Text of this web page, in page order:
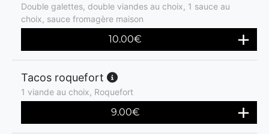
Double galettes, double viandes au choix, 1 sauce au
choix, sauce fromagère maison
10.00€
Tacos roquefort
1 viande au choix, Roquefort
9.00€